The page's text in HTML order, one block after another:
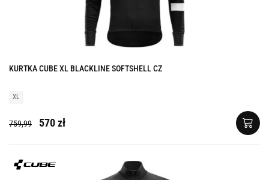
KURTKA CUBE XL BLACKLINE SOFTSHELL CZ
XL
759,99 570 zł